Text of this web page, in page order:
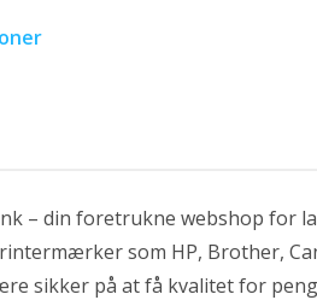
– din foretrukne webshop for
som HP, Brother,
sikker på at få kvalitet for